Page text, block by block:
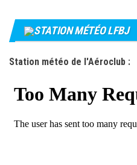
STATION MÉTÉO LFBJ
Station météo de l'Aéroclub :